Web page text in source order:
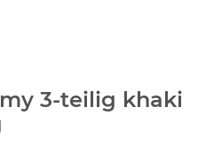
3-teilig khaki